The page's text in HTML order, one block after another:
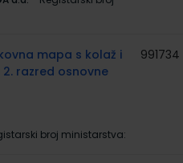
mapa s kolaž i
razred osnovne
broj ministarstva:
991734